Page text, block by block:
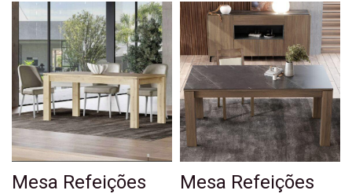
Mesa Refeições
Mesa Refeições